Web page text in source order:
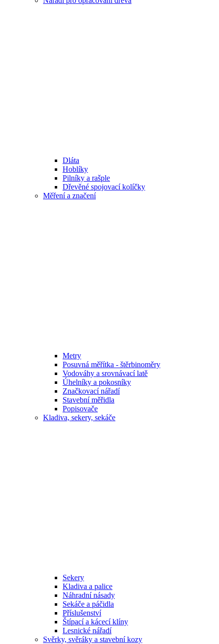
Dláta
Hoblíky
Pilníky a rašple
Dřevěné spojovací kolíčky
Měření a značení
Metry
Posuvná měřítka - štěrbinoměry
Vodováhy a srovnávací latě
Úhelníky a pokosníky
Značkovací nářadí
Stavební měřidla
Popisovače
Kladiva, sekery, sekáče
Sekery
Kladiva a palice
Náhradní násady
Sekáče a páčidla
Příslušenství
Štípací a kácecí klíny
Lesnické nářadí
Svěrky, svěráky a stavební kozy